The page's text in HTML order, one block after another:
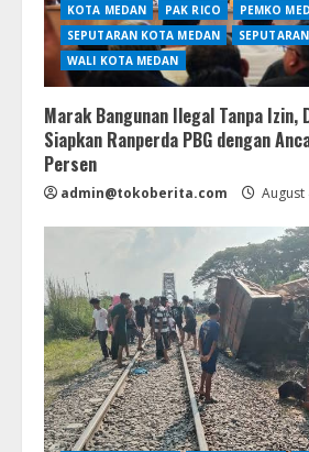
KOTA MEDAN PAK RICO
PEMKO
SEPUTARAN KOTA MEDAN
WALI KOTA MEDAN
Marak Bangunan Ilegal Tanpa Izin,
Siapkan Ranperda PBG dengan
Persen
admin@tokoberita.com August